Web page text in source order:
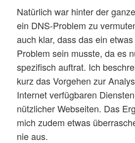
Natürlich war hinter der
ein DNS-Problem zu
auch klar, dass das ein
Problem sein musste, da es
spezifisch auftrat. Ich
kurz das Vorgehen zur
Internet verfügbaren
nützlicher Webseiten. Das
mich zudem etwas
nie aus.